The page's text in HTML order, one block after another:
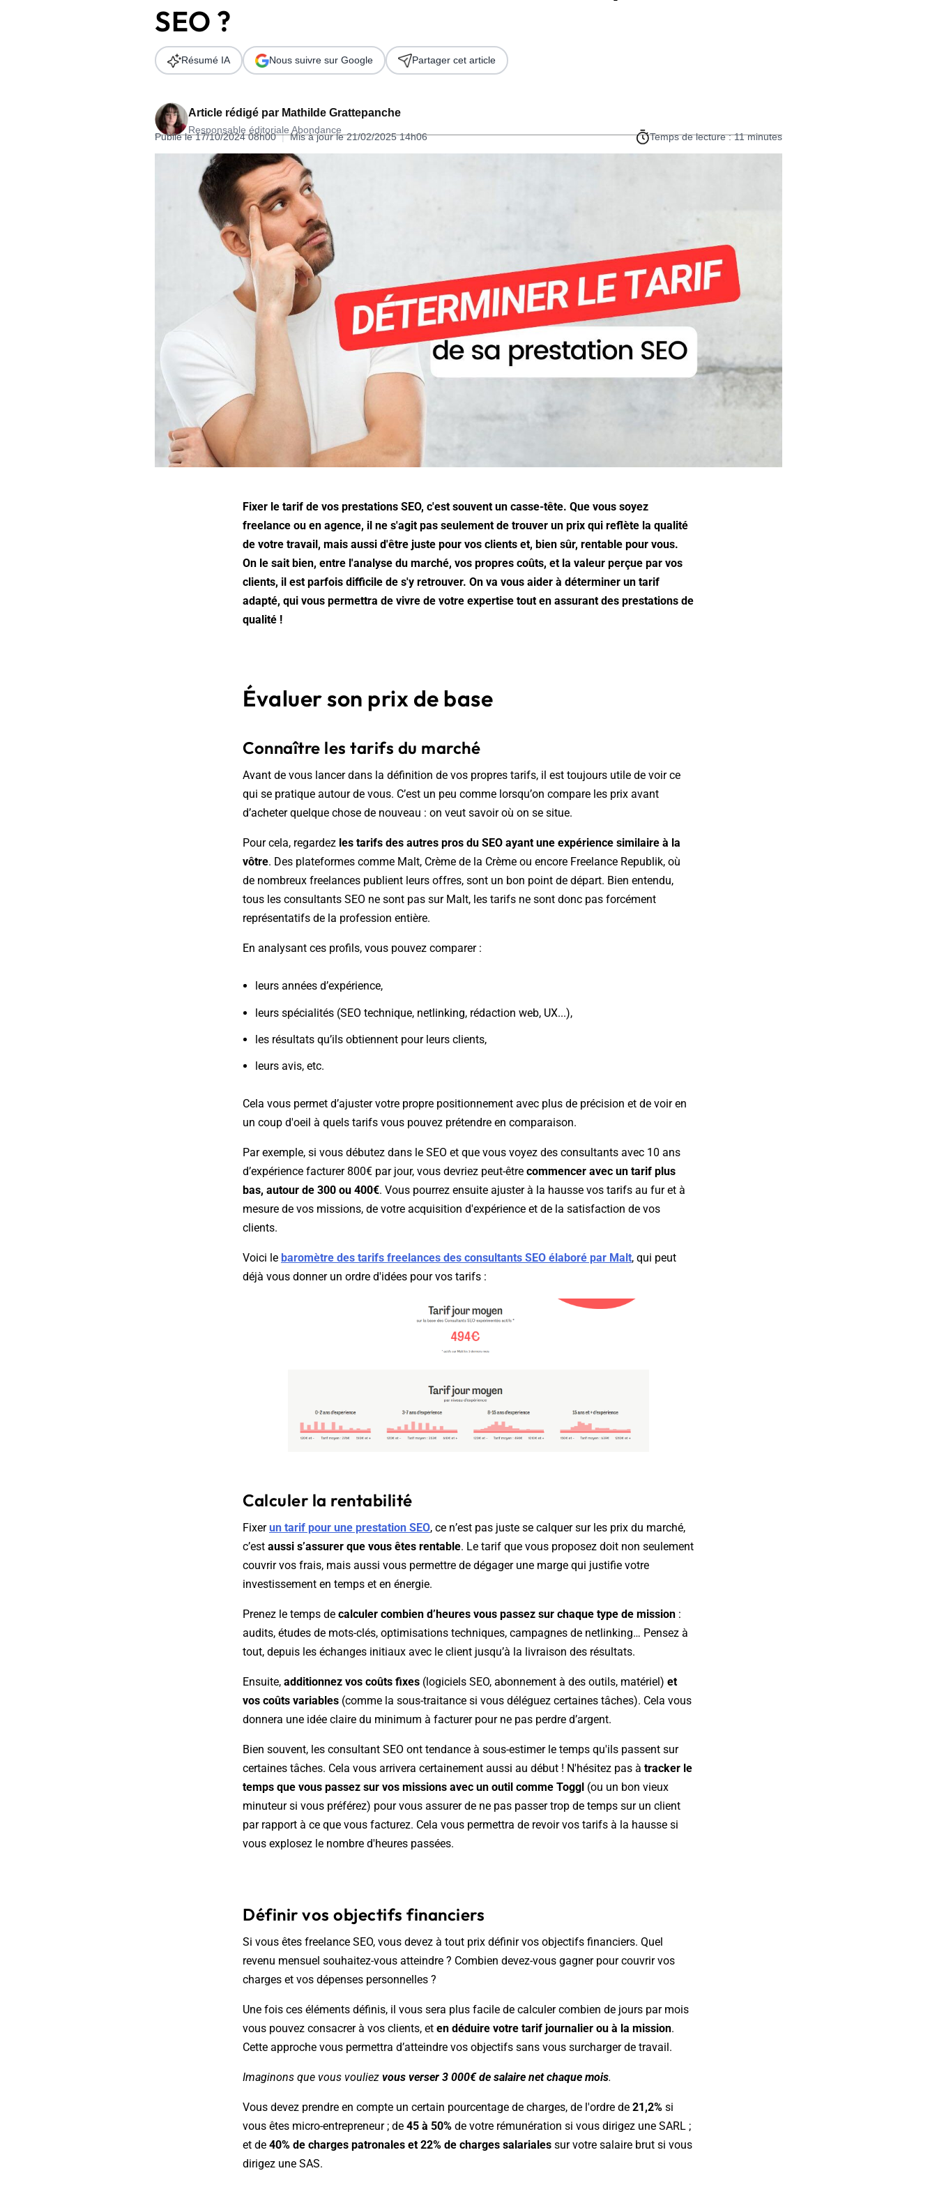
Télécharger l'Ebook
Formation SEO & GEO - Edition 2026
244.30€ HT au lieu de 349€ pendant 1 mois !
SEO ?
Article rédigé par Mathilde Grattepanche
Responsable éditoriale Abondance
Publié le 17/10/2024 08h00 | Mis à jour le 21/02/2025 14h06 Temps de lecture : 11 minutes
Résumé IA Nous suivre sur Google Partager cet article
Fixer le tarif de vos prestations SEO, c'est souvent un casse-tête. Que vous soyez
freelance ou en agence, il ne s'agit pas seulement de trouver un prix qui reflète la qualité
de votre travail, mais aussi d'être juste pour vos clients et, bien sûr, rentable pour vous.
On le sait bien, entre l'analyse du marché, vos propres coûts, et la valeur perçue par vos
clients, il est parfois difficile de s'y retrouver. On va vous aider à déterminer un tarif
adapté, qui vous permettra de vivre de votre expertise tout en assurant des prestations de
qualité !
Évaluer son prix de base
Connaître les tarifs du marché
Avant de vous lancer dans la définition de vos propres tarifs, il est toujours utile de voir ce
qui se pratique autour de vous. C’est un peu comme lorsqu’on compare les prix avant
d’acheter quelque chose de nouveau : on veut savoir où on se situe.
Pour cela, regardez les tarifs des autres pros du SEO ayant une expérience similaire à la
vôtre. Des plateformes comme Malt, Crème de la Crème ou encore Freelance Republik, où
de nombreux freelances publient leurs offres, sont un bon point de départ. Bien entendu,
tous les consultants SEO ne sont pas sur Malt, les tarifs ne sont donc pas forcément
représentatifs de la profession entière.
En analysant ces profils, vous pouvez comparer :
leurs années d’expérience,
leurs spécialités (SEO technique, netlinking, rédaction web, UX...),
les résultats qu’ils obtiennent pour leurs clients,
leurs avis, etc.
Cela vous permet d’ajuster votre propre positionnement avec plus de précision et de voir en
un coup d'oeil à quels tarifs vous pouvez prétendre en comparaison.
Par exemple, si vous débutez dans le SEO et que vous voyez des consultants avec 10 ans
d’expérience facturer 800€ par jour, vous devriez peut-être commencer avec un tarif plus
bas, autour de 300 ou 400€. Vous pourrez ensuite ajuster à la hausse vos tarifs au fur et à
mesure de vos missions, de votre acquisition d'expérience et de la satisfaction de vos
clients.
Voici le baromètre des tarifs freelances des consultants SEO élaboré par Malt, qui peut
déjà vous donner un ordre d'idées pour vos tarifs :
Calculer la rentabilité
Fixerun tarif pour une prestation SEO, ce n’est pas juste se calquer sur les prix du marché,
c’est aussi s’assurer que vous êtes rentable. Le tarif que vous proposez doit non seulement
couvrir vos frais, mais aussi vous permettre de dégager une marge qui justifie votre
investissement en temps et en énergie.
Prenez le temps de calculer combien d’heures vous passez sur chaque type de mission :
audits, études de mots-clés, optimisations techniques, campagnes de netlinking… Pensez à
tout, depuis les échanges initiaux avec le client jusqu’à la livraison des résultats.
Ensuite, additionnez vos coûts fixes (logiciels SEO, abonnement à des outils, matériel) et
vos coûts variables (comme la sous-traitance si vous déléguez certaines tâches). Cela vous
donnera une idée claire du minimum à facturer pour ne pas perdre d’argent.
Bien souvent, les consultant SEO ont tendance à sous-estimer le temps qu'ils passent sur
certaines tâches. Cela vous arrivera certainement aussi au début ! N'hésitez pas à tracker le
temps que vous passez sur vos missions avec un outil comme Toggl (ou un bon vieux
minuteur si vous préférez) pour vous assurer de ne pas passer trop de temps sur un client
par rapport à ce que vous facturez. Cela vous permettra de revoir vos tarifs à la hausse si
vous explosez le nombre d'heures passées.
Définir vos objectifs financiers
Si vous êtes freelance SEO, vous devez à tout prix définir vos objectifs financiers. Quel
revenu mensuel souhaitez-vous atteindre ? Combien devez-vous gagner pour couvrir vos
charges et vos dépenses personnelles ?
Une fois ces éléments définis, il vous sera plus facile de calculer combien de jours par mois
vous pouvez consacrer à vos clients, et en déduire votre tarif journalier ou à la mission.
Cette approche vous permettra d’atteindre vos objectifs sans vous surcharger de travail.
Imaginons que vous vouliez vous verser 3 000€ de salaire net chaque mois.
Vous devez prendre en compte un certain pourcentage de charges, de l'ordre de 21,2% si
vous êtes micro-entrepreneur ; de 45 à 50% de votre rémunération si vous dirigez une SARL ;
et de 40% de charges patronales et 22% de charges salariales sur votre salaire brut si vous
dirigez une SAS.